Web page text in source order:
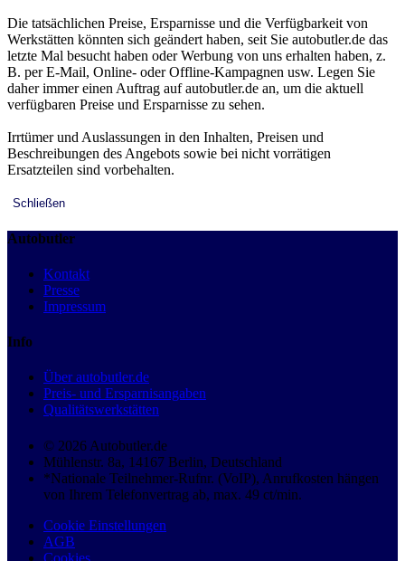
Die tatsächlichen Preise, Ersparnisse und die Verfügbarkeit von
Werkstätten könnten sich geändert haben, seit Sie autobutler.de das
letzte Mal besucht haben oder Werbung von uns erhalten haben, z.
B. per E-Mail, Online- oder Offline-Kampagnen usw. Legen Sie
daher immer einen Auftrag auf autobutler.de an, um die aktuell
verfügbaren Preise und Ersparnisse zu sehen.
Irrtümer und Auslassungen in den Inhalten, Preisen und
Beschreibungen des Angebots sowie bei nicht vorrätigen
Ersatzteilen sind vorbehalten.
Schließen
Autobutler
Kontakt
Presse
Impressum
Info
Über autobutler.de
Preis- und Ersparnisangaben
Qualitätswerkstätten
© 2026 Autobutler.de
Mühlenstr. 8a, 14167 Berlin, Deutschland
*Nationale Teilnehmer-Rufnr. (VoIP), Anrufkosten hängen
von Ihrem Telefonvertrag ab, max. 49 ct/min.
Cookie Einstellungen
AGB
Cookies